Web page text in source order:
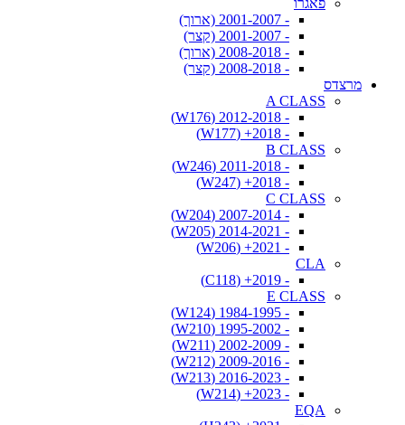
פאגרו
- 2001-2007 (ארוך)
- 2001-2007 (קצר)
- 2008-2018 (ארוך)
- 2008-2018 (קצר)
מרצדס
A CLASS
- 2012-2018 (W176)
- 2018+ (W177)
B CLASS
- 2011-2018 (W246)
- 2018+ (W247)
C CLASS
- 2007-2014 (W204)
- 2014-2021 (W205)
- 2021+ (W206)
CLA
- 2019+ (C118)
E CLASS
- 1984-1995 (W124)
- 1995-2002 (W210)
- 2002-2009 (W211)
- 2009-2016 (W212)
- 2016-2023 (W213)
- 2023+ (W214)
EQA